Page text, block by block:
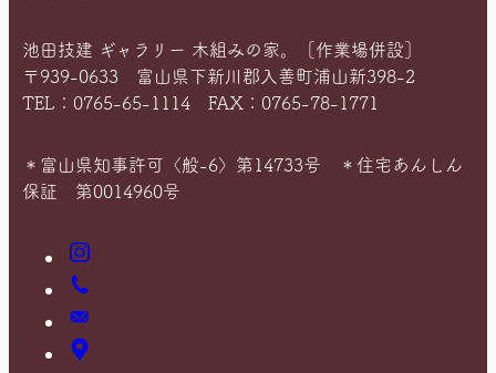
池田技建 ギャラリー 木組みの家。［作業場併設］
〒939-0633 富山県下新川郡入善町浦山新398-2
TEL：0765-65-1114 FAX：0765-78-1771
＊富山県知事許可〈般-6〉第14733号 ＊住宅あんしん
保証 第0014960号